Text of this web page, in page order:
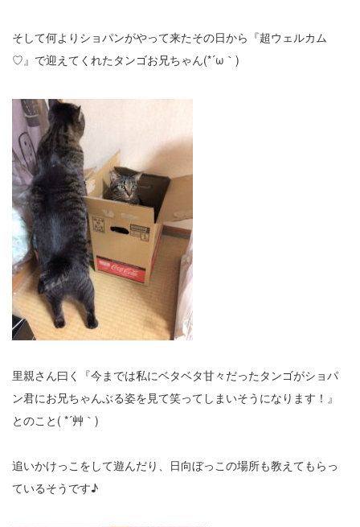
そして何よりショパンがやって来たその日から『超ウェルカム
♡』で迎えてくれたタンゴお兄ちゃん(*´ω｀)
里親さん曰く『今までは私にベタベタ甘々だったタンゴがショパ
ン君にお兄ちゃんぶる姿を見て笑ってしまいそうになります！』
とのこと( *´艸｀)
追いかけっこをして遊んだり、日向ぼっこの場所も教えてもらっ
ているそうです♪